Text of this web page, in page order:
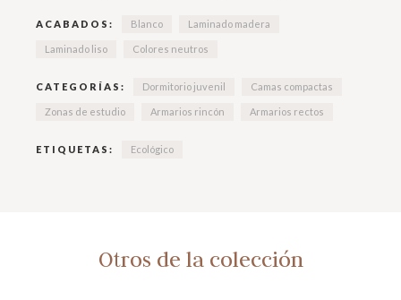
ACABADOS: Blanco Laminado madera
Laminado liso Colores neutros
CATEGORÍAS: Dormitorio juvenil Camas compactas
Zonas de estudio Armarios rincón Armarios rectos
ETIQUETAS: Ecológico
Otros de la colección